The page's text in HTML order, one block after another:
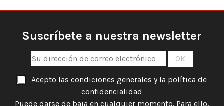
Suscríbete a nuestra newsletter
Acepto las condiciones generales y la política de
confidencialidad
Puede darse de baja en cualquier momento. Para ello,